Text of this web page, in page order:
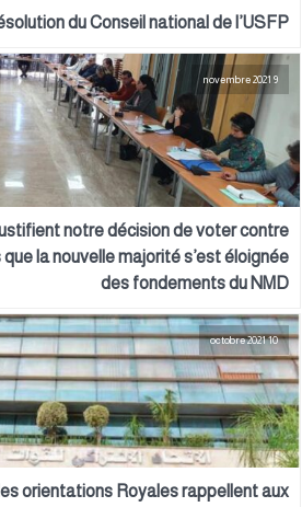
du Conseil national de l’USFP
notre décision de voter contre
que la nouvelle majorité s’est éloignée
des fondements du NMD
10 octobre 2021
orientations Royales rappellent aux